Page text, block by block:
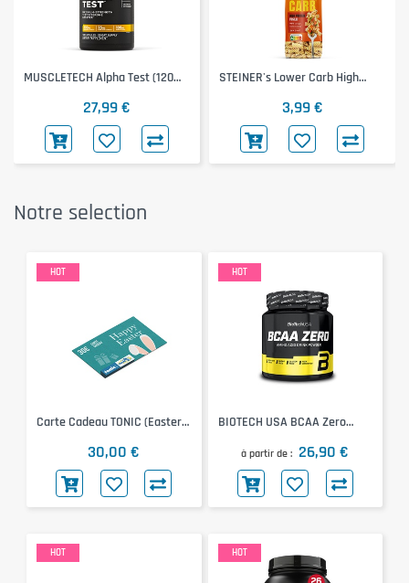
MUSCLETECH Alpha Test (120
27,99 €
STEINER's Lower Carb High
3,99 €
Notre selection
HOT
Carte Cadeau TONIC (Easter
30,00 €
HOT
BIOTECH USA BCAA Zero
à partir de 26,90 €
HOT HOT